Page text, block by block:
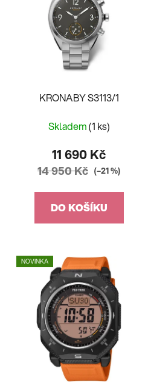
KRONABY S3113/1
Skladem(1 ks)
11 690 Kč
14 950 Kč (–21 %)
DO KOŠÍKU
NOVINKA